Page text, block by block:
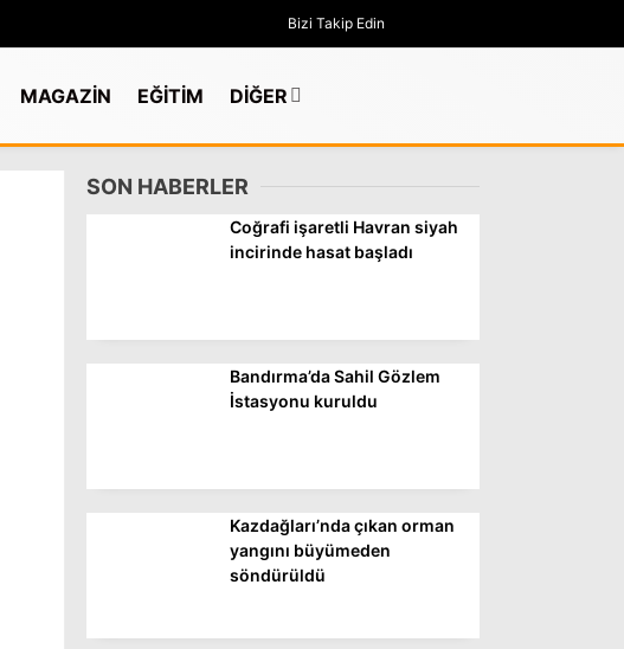
GÜNDEM
DÜNYA
EKONOMİ
Bizi Takip Edin
MAGAZİN EĞİTİM DİĞER
SON HABERLER
Coğrafi işaretli Havran siyah
incirinde hasat başladı
Bandırma’da Sahil Gözlem
İstasyonu kuruldu
Kazdağları’nda çıkan orman
yangını büyümeden
söndürüldü